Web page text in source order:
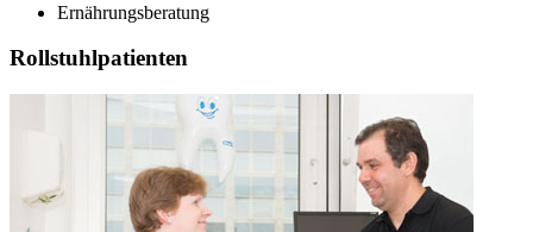
Ernährungsberatung
Rollstuhlpatienten